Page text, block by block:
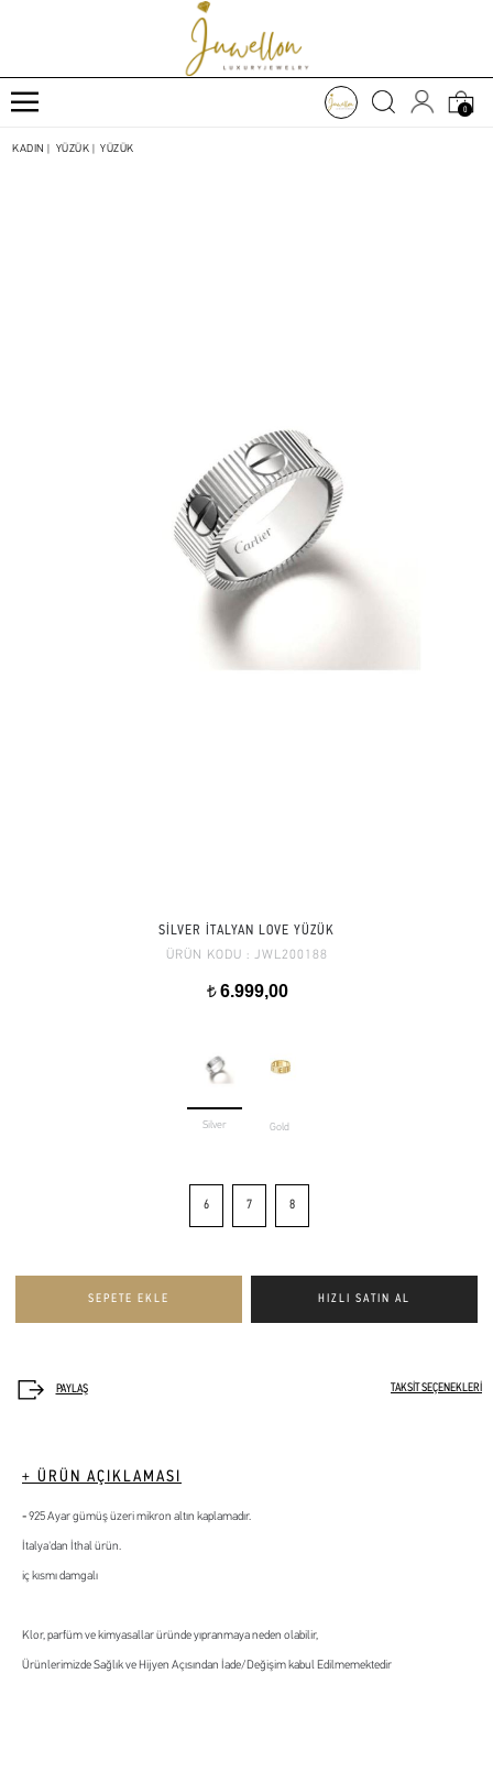
0
KADIN YÜZÜK YÜZÜK
SİLVER İTALYAN LOVE YÜZÜK
ÜRÜN KODU : JWL200188
t6.999,00
Silver Gold
6 7 8
TAKSİT SEÇENEKLERİ
+ ÜRÜN AÇIKLAMASI
925 Ayar gümüş üzeri mikron altın kaplamadır.
İtalya'dan İthal ürün.
iç kısmı damgalı
Klor, parfüm ve kimyasallar üründe yıpranmaya neden olabilir,
Ürünlerimizde Sağlık ve Hijyen Açısından İade/Değişim kabul Edilmemektedir